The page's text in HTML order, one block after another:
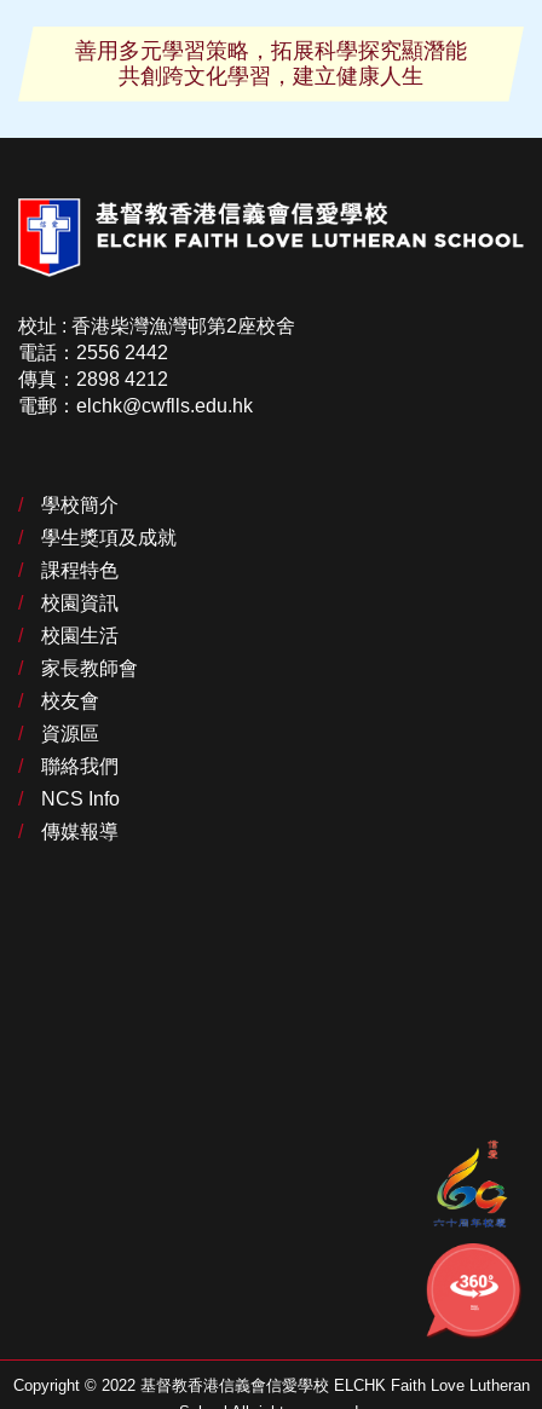
學校的
360校舍
善用多元學習策略，拓展科學探究顯潛能
共創跨文化學習，建立健康人生
校址 : 香港柴灣漁灣邨第2座校舍
電話：2556 2442
傳真：2898 4212
電郵：elchk@cwflls.edu.hk
學校簡介
學生獎項及成就
課程特色
校園資訊
校園生活
家長教師會
校友會
資源區
聯絡我們
NCS Info
傳媒報導
Copyright © 2022 基督教香港信義會信愛學校 ELCHK Faith Love Lutheran